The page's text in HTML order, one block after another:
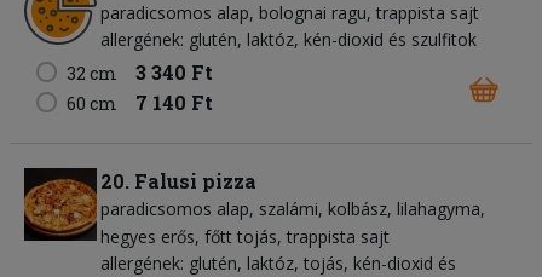
paradicsomos alap bolognai ragu trappista sajt
allergének: glutén, laktóz, kén-dioxid és szulfitok
32 cm
3 340 Ft
60 cm 7 140 Ft
20. Falusi pizza
paradicsomos alap szalámi kolbász lilahagyma
hegyes erős főtt tojás trappista sajt
allergének: glutén, laktóz, tojás, kén-dioxid és